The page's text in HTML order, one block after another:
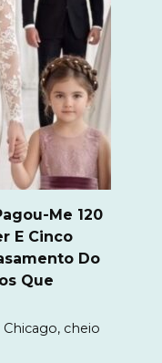
Me 120
E Cinco
Do
Que
cheio